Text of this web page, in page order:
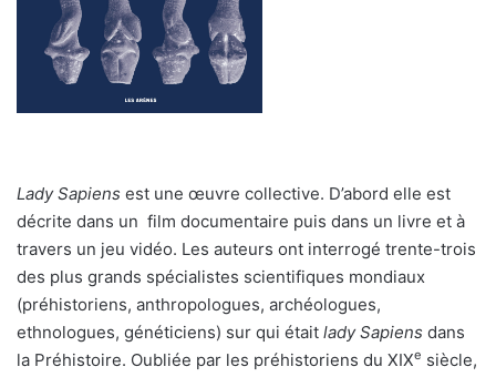
Lady Sapiens est une œuvre collective. D’abord elle est
décrite dans un film documentaire puis dans un livre et à
travers un jeu vidéo. Les auteurs ont interrogé trente-trois
des plus grands spécialistes scientifiques mondiaux
(préhistoriens, anthropologues, archéologues,
ethnologues, généticiens) sur qui était lady Sapiens dans
la Préhistoire. Oubliée par les préhistoriens du XIXe siècle,